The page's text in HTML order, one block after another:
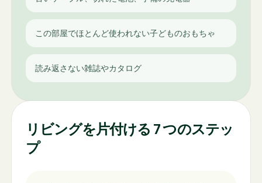
この部屋でほとんど使われない子どものおもちゃ
読み返さない雑誌やカタログ
リビングを片付ける 7 つのステッ
プ